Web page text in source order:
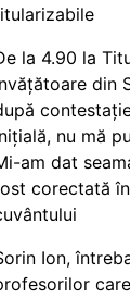
la 4.90 la
din
nu mă
am dat
corectată
Ion,